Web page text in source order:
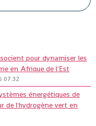
pour dynamiser les
en Afrique de l'Est
07:32
énergétiques de
de l'hydrogène vert en